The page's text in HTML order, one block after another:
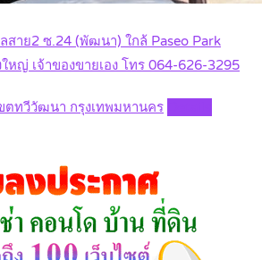
าย2 ซ.24 (พัฒนา) ใกล้ Paseo Park
หญ่ เจ้าของขายเอง โทร 064-626-3295
ตทวีวัฒนา กรุงเทพมหานคร